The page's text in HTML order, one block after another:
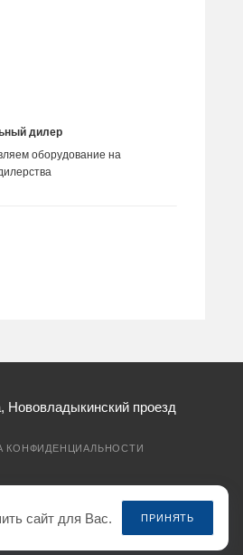
дилер
оборудование на
Нововладыкинский проезд
КОНФИДЕНЦИАЛЬНОСТИ
сайт для Вас. ПРИНЯТЬ